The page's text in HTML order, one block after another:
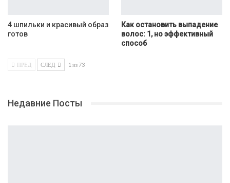
4 шпильки и красивый образ
готов
Как остановить выпадение
волос: 1, но эффективный
способ
ПРЕД СЛЕД 1 из 73
Недавние Посты